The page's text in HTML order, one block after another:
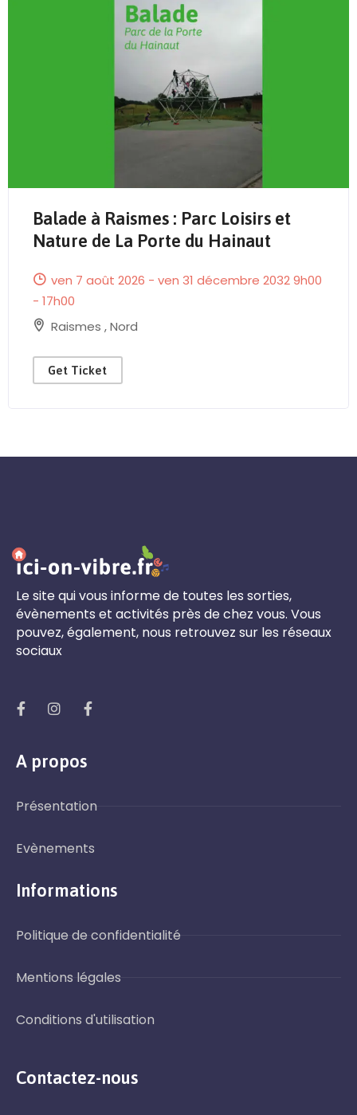
Send Mail
Balade à Raismes : Parc Loisirs et
Nature de La Porte du Hainaut
ven 7 août 2026 - ven 31 décembre 2032 9h00
- 17h00
Raismes ,Nord
Get Ticket
Le site qui vous informe de toutes les sorties,
évènements et activités près de chez vous. Vous
pouvez, également, nous retrouvez sur les réseaux
sociaux
A propos
Présentation
Evènements
Informations
Politique de confidentialité
Mentions légales
Conditions d'utilisation
Contactez-nous